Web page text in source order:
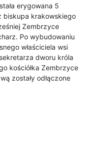
erygowana 5
biskupa krakowskiego
Zembrzyce
Po wybudowaniu
właściciela wsi
dworu króla
kościółka Zembrzyce
zostały odłączone